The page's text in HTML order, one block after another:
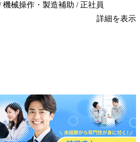
機械操作・製造補助 / 正社員
詳細を表示